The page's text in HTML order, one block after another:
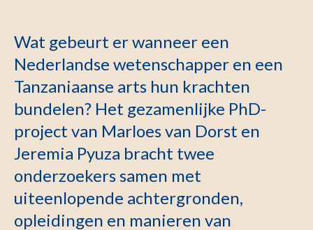
Wat gebeurt er wanneer een
Nederlandse wetenschapper en een
Tanzaniaanse arts hun krachten
bundelen? Het gezamenlijke PhD-
project van Marloes van Dorst en
Jeremia Pyuza bracht twee
onderzoekers samen met
uiteenlopende achtergronden,
opleidingen en manieren van